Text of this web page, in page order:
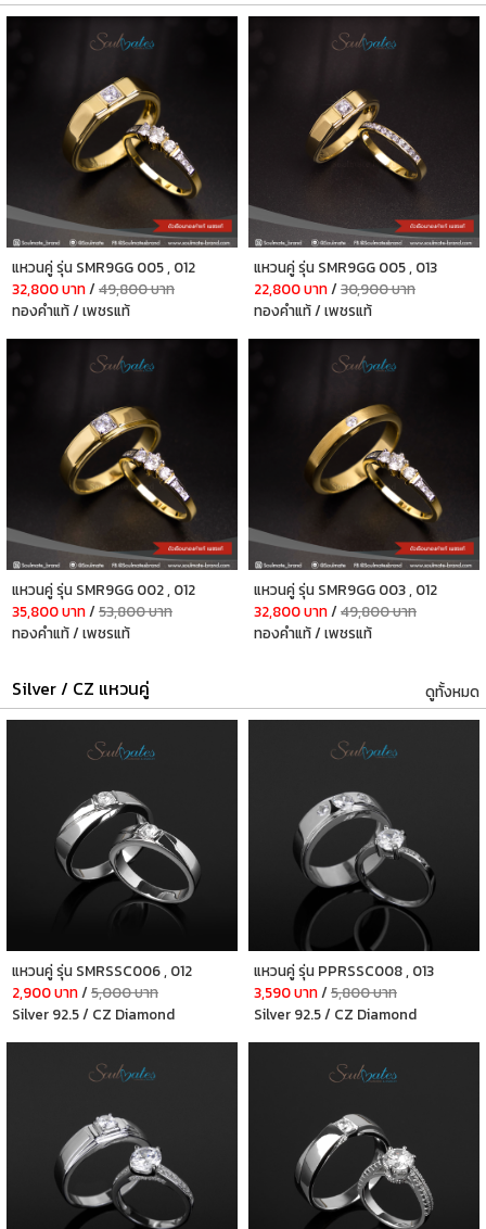
แหวนคู่ รุ่น SMR9GG 005 , 012
32,800 บาท/49,800 บาท
ทองคำแท้ / เพชรแท้
แหวนคู่ รุ่น SMR9GG 005 , 013
22,800 บาท/30,900 บาท
ทองคำแท้ / เพชรแท้
แหวนคู่ รุ่น SMR9GG 002 , 012
35,800 บาท/53,800 บาท
ทองคำแท้ / เพชรแท้
แหวนคู่ รุ่น SMR9GG 003 , 012
32,800 บาท/49,800 บาท
ทองคำแท้ / เพชรแท้
Silver / CZ แหวนคู่ ดูทั้งหมด
แหวนคู่ รุ่น SMRSSC006 , 012
2,900 บาท/5,000 บาท
Silver 92.5 / CZ Diamond
แหวนคู่ รุ่น PPRSSC008 , 013
3,590 บาท/5,800 บาท
Silver 92.5 / CZ Diamond